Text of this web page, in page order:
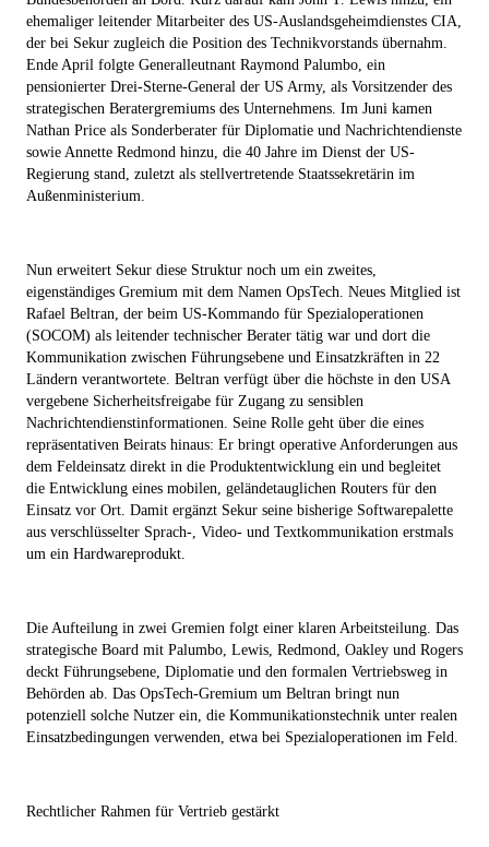
ehemaliger leitender Mitarbeiter des US-Auslandsgeheimdienstes CIA,
der bei Sekur zugleich die Position des Technikvorstands übernahm.
Ende April folgte Generalleutnant Raymond Palumbo, ein
pensionierter Drei-Sterne-General der US Army, als Vorsitzender des
strategischen Beratergremiums des Unternehmens. Im Juni kamen
Nathan Price als Sonderberater für Diplomatie und Nachrichtendienste
sowie Annette Redmond hinzu, die 40 Jahre im Dienst der US-
Regierung stand, zuletzt als stellvertretende Staatssekretärin im
Außenministerium.
Nun erweitert Sekur diese Struktur noch um ein zweites,
eigenständiges Gremium mit dem Namen OpsTech. Neues Mitglied ist
Rafael Beltran, der beim US-Kommando für Spezialoperationen
(SOCOM) als leitender technischer Berater tätig war und dort die
Kommunikation zwischen Führungsebene und Einsatzkräften in 22
Ländern verantwortete. Beltran verfügt über die höchste in den USA
vergebene Sicherheitsfreigabe für Zugang zu sensiblen
Nachrichtendienstinformationen. Seine Rolle geht über die eines
repräsentativen Beirats hinaus: Er bringt operative Anforderungen aus
dem Feldeinsatz direkt in die Produktentwicklung ein und begleitet
die Entwicklung eines mobilen, geländetauglichen Routers für den
Einsatz vor Ort. Damit ergänzt Sekur seine bisherige Softwarepalette
aus verschlüsselter Sprach-, Video- und Textkommunikation erstmals
um ein Hardwareprodukt.
Die Aufteilung in zwei Gremien folgt einer klaren Arbeitsteilung. Das
strategische Board mit Palumbo, Lewis, Redmond, Oakley und Rogers
deckt Führungsebene, Diplomatie und den formalen Vertriebsweg in
Behörden ab. Das OpsTech-Gremium um Beltran bringt nun
potenziell solche Nutzer ein, die Kommunikationstechnik unter realen
Einsatzbedingungen verwenden, etwa bei Spezialoperationen im Feld.
Rechtlicher Rahmen für Vertrieb gestärkt